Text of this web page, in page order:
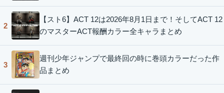
2
【スト6】ACT 12は2026年8月1日まで！そしてACT 12
のマスターACT報酬カラー全キャラまとめ
3
週刊少年ジャンプで最終回の時に巻頭カラーだった作
品まとめ